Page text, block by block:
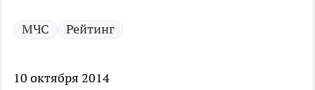
МЧС Рейтинг
10 октября 2014